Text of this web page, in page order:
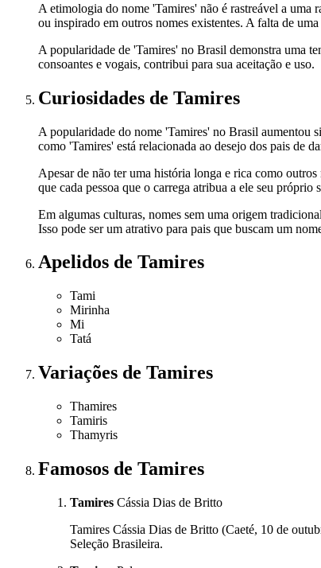
A etimologia do nome 'Tamires' não é rastreável a uma
ou inspirado em outros nomes existentes. A falta de
A popularidade de 'Tamires' no Brasil demonstra uma
consoantes e vogais, contribui para sua aceitação e uso.
Curiosidades de Tamires
A popularidade do nome 'Tamires' no Brasil aumentou
como 'Tamires' está relacionada ao desejo dos pais de
Apesar de não ter uma história longa e rica como
que cada pessoa que o carrega atribua a ele seu próprio
Em algumas culturas, nomes sem uma origem
Isso pode ser um atrativo para pais que buscam um
Apelidos de Tamires
Tami
Mirinha
Mi
Tatá
Variações de Tamires
Thamires
Tamiris
Thamyris
Famosos de Tamires
Tamires Cássia Dias de Britto
Tamires Cássia Dias de Britto (Caeté, 10 de
Seleção Brasileira.